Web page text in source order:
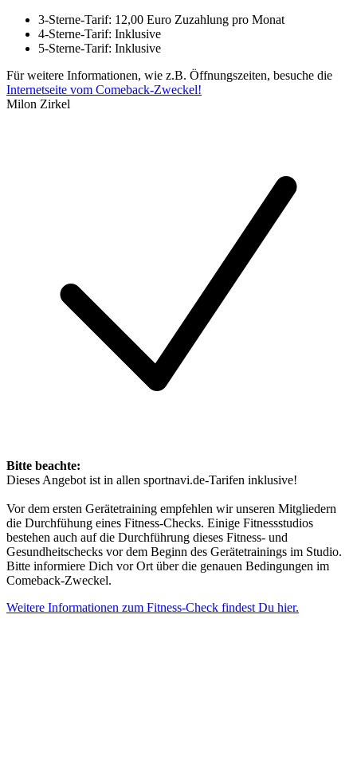
3-Sterne-Tarif: 12,00 Euro Zuzahlung pro Monat
4-Sterne-Tarif: Inklusive
5-Sterne-Tarif: Inklusive
Für weitere Informationen, wie z.B. Öffnungszeiten, besuche die
Internetseite vom Comeback-Zweckel!
Milon Zirkel
Bitte beachte:
Dieses Angebot ist in allen sportnavi.de-Tarifen inklusive!
Vor dem ersten Gerätetraining empfehlen wir unseren Mitgliedern
die Durchfühung eines Fitness-Checks. Einige Fitnessstudios
bestehen auch auf die Durchführung dieses Fitness- und
Gesundheitschecks vor dem Beginn des Gerätetrainings im Studio.
Bitte informiere Dich vor Ort über die genauen Bedingungen im
Comeback-Zweckel.
Weitere Informationen zum Fitness-Check findest Du hier.